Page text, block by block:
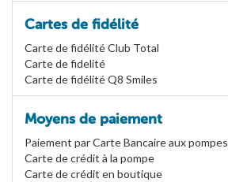
Cartes de fidélité
Carte de fidélité Club Total
Carte de fidelité
Carte de fidélité Q8 Smiles
Moyens de paiement
Paiement par Carte Bancaire aux pompes
Carte de crédit à la pompe
Carte de crédit en boutique